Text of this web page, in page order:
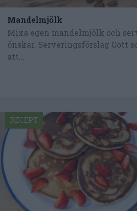
Mandelmjölk
Mixa egen mandelmjölk och
önskar. Serveringsförslag Gott
att...
RECEPT